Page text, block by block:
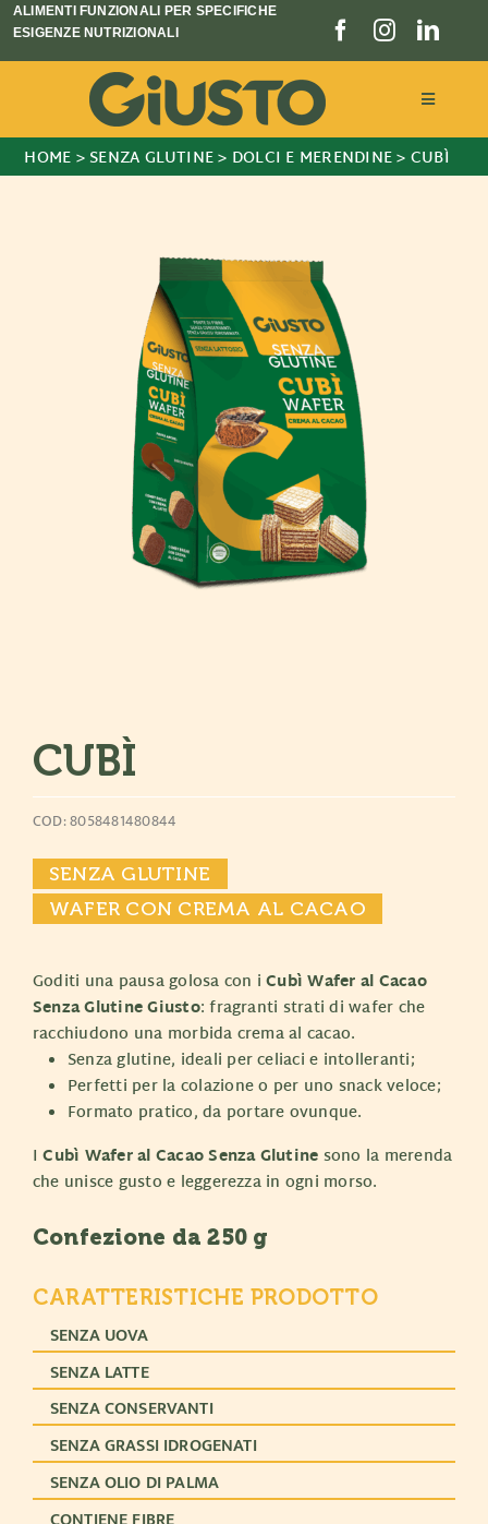
Salta
ALIMENTI FUNZIONALI PER SPECIFICHE
ESIGENZE NUTRIZIONALI
Linee prodotto
HOME > SENZA GLUTINE> DOLCI E MERENDINE> CUBÌ
CUBÌ
COD: 8058481480844
SENZA GLUTINE
WAFER CON CREMA AL CACAO
Goditi una pausa golosa con iCubì Wafer al Cacao
Senza Glutine Giusto: fragranti strati di wafer che
racchiudono una morbida crema al cacao.
Senza glutine, ideali per celiaci e intolleranti;
Perfetti per la colazione o per uno snack veloce;
Formato pratico, da portare ovunque.
ICubì Wafer al Cacao Senza Glutine sono la merenda
che unisce gusto e leggerezza in ogni morso.
Confezione da 250 g
CARATTERISTICHE PRODOTTO
SENZA UOVA
SENZA LATTE
SENZA CONSERVANTI
SENZA GRASSI IDROGENATI
SENZA OLIO DI PALMA